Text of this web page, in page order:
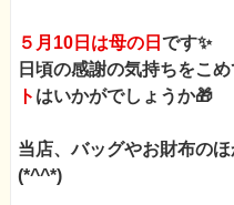
５月10日は母の日 です✨
日頃の感謝の気持ちをこめ
ト はいかがでしょうか🎁
当店、バッグやお財布のほ
(*^^*)